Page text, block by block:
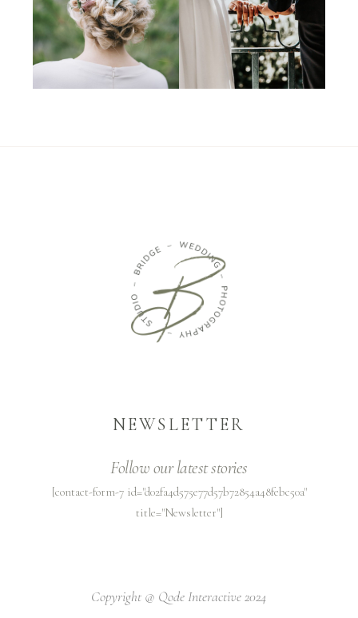
NEWSLETTER
Follow our latest stories
[contact-form-7 id="d02fa4d575e77d57b72854a48febc50a"
title="Newsletter"]
Copyright @ Qode Interactive 2024